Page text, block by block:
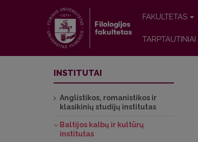
FAKULTETAS
TARPTAUTINIAI
INSTITUTAI
Anglistikos, romanistikos ir
klasikinių studijų institutas
Baltijos kalbų ir kultūrų
institutas